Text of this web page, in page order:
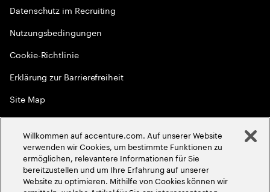
Datenschutz im Recruiting
Nutzungsbedingungen
Cookie-Richtlinie
Erklärung zur Barrierefreiheit
Site Map
Globale Meritokratie
2026Accenture. Alle Rechte vorbehalten
Willkommen auf accenture.com. Auf unserer Website
verwenden wir Cookies, um bestimmte Funktionen zu
ermöglichen, relevantere Informationen für Sie
bereitzustellen und um Ihre Erfahrung auf unserer
Website zu optimieren. Mithilfe von Cookies können wir